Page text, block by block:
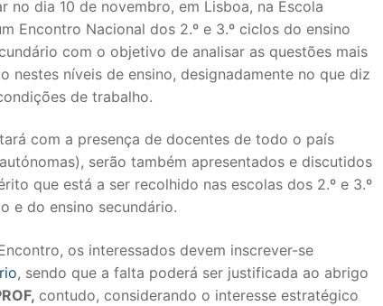
no dia 10 de novembro, em Lisboa, na Escola
Encontro Nacional dos 2.º e 3.º ciclos do ensino
com o objetivo de analisar as questões mais
nestes níveis de ensino, designadamente no que diz
de trabalho.
com a presença de docentes de todo o país
serão também apresentados e discutidos
que está a ser recolhido nas escolas dos 2.º e 3.º
e do ensino secundário.
os interessados devem inscrever-se
, sendo que a falta poderá ser justificada ao abrigo
contudo, considerando o interesse estratégico